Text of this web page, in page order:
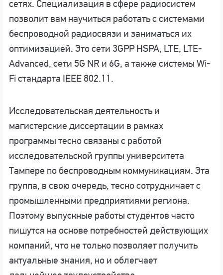
сетях. Специализация в сфере радиосистем
позволит вам научиться работать с системами
беспроводной радиосвязи и заниматься их
оптимизацией. Это сети 3GPP HSPA, LTE, LTE-
Advanced, сети 5G NR и 6G, а также системы Wi-
Fi стандарта IEEE 802.11.
Исследовательская деятельность и
магистерские диссертации в рамках
программы тесно связаны с работой
исследовательской группы университета
Тампере по беспроводным коммуникациям. Эта
группа, в свою очередь, тесно сотрудничает с
промышленными предприятиями региона.
Поэтому выпускные работы студентов часто
пишутся на основе потребностей действующих
компаний, что не только позволяет получить
актуальные знания, но и облегчает